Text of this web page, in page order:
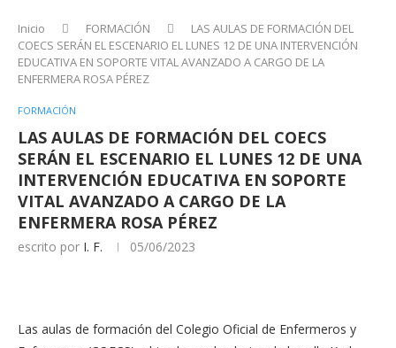
Inicio FORMACIÓN
LAS AULAS DE FORMACIÓN DEL
COECS SERÁN EL ESCENARIO EL LUNES 12 DE UNA INTERVENCIÓN
EDUCATIVA EN SOPORTE VITAL AVANZADO A CARGO DE LA
ENFERMERA ROSA PÉREZ
FORMACIÓN
LAS AULAS DE FORMACIÓN DEL COECS
SERÁN EL ESCENARIO EL LUNES 12 DE UNA
INTERVENCIÓN EDUCATIVA EN SOPORTE
VITAL AVANZADO A CARGO DE LA
ENFERMERA ROSA PÉREZ
escrito por I. F. 05/06/2023
Las aulas de formación del Colegio Oficial de Enfermeros y